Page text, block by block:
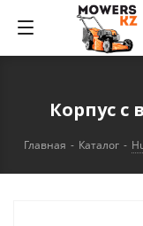
Корпус с
Главная - Каталог -